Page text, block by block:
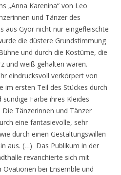
„Anna Karenina“ von Leo
und Tänzer des
aus Györ nicht nur eingefleischte
die düstere Grundstimmung
und durch die Kostüme, die
und weiß gehalten waren.
eindrucksvoll verkörpert von
im ersten Teil des Stückes durch
Farbe ihres Kleides
Tänzerinnen und Tänzer
eine fantasievolle, sehr
durch einen Gestaltungswillen
aus. (…) Das Publikum in der
revanchierte sich mit
bei Ensemble und